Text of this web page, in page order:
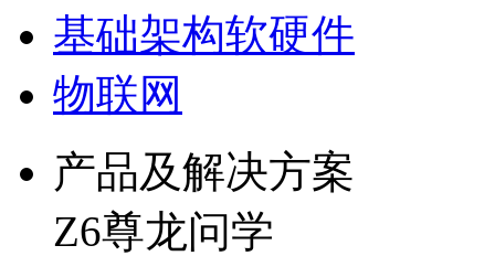
基础架构软硬件
物联网
产品及解决方案
Z6尊龙问学